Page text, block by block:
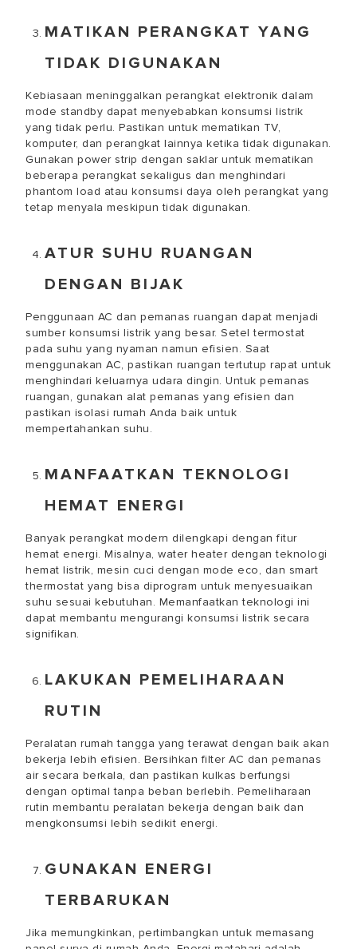
MATIKAN PERANGKAT YANG
TIDAK DIGUNAKAN
Kebiasaan meninggalkan perangkat elektronik dalam
mode standby dapat menyebabkan konsumsi listrik
yang tidak perlu. Pastikan untuk mematikan TV,
komputer, dan perangkat lainnya ketika tidak digunakan.
Gunakan power strip dengan saklar untuk mematikan
beberapa perangkat sekaligus dan menghindari
phantom load atau konsumsi daya oleh perangkat yang
tetap menyala meskipun tidak digunakan.
ATUR SUHU RUANGAN
DENGAN BIJAK
Penggunaan AC dan pemanas ruangan dapat menjadi
sumber konsumsi listrik yang besar. Setel termostat
pada suhu yang nyaman namun efisien. Saat
menggunakan AC, pastikan ruangan tertutup rapat untuk
menghindari keluarnya udara dingin. Untuk pemanas
ruangan, gunakan alat pemanas yang efisien dan
pastikan isolasi rumah Anda baik untuk
mempertahankan suhu.
MANFAATKAN TEKNOLOGI
HEMAT ENERGI
Banyak perangkat modern dilengkapi dengan fitur
hemat energi. Misalnya, water heater dengan teknologi
hemat listrik, mesin cuci dengan mode eco, dan smart
thermostat yang bisa diprogram untuk menyesuaikan
suhu sesuai kebutuhan. Memanfaatkan teknologi ini
dapat membantu mengurangi konsumsi listrik secara
signifikan.
LAKUKAN PEMELIHARAAN
RUTIN
Peralatan rumah tangga yang terawat dengan baik akan
bekerja lebih efisien. Bersihkan filter AC dan pemanas
air secara berkala, dan pastikan kulkas berfungsi
dengan optimal tanpa beban berlebih. Pemeliharaan
rutin membantu peralatan bekerja dengan baik dan
mengkonsumsi lebih sedikit energi.
GUNAKAN ENERGI
TERBARUKAN
Jika memungkinkan, pertimbangkan untuk memasang